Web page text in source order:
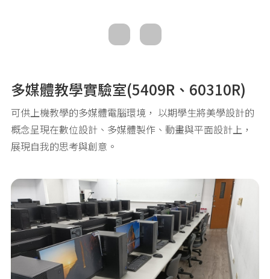
多媒體教學實驗室(5409R、60310R)
可供上機教學的多媒體電腦環境， 以期學生將美學設計的
概念呈現在數位設計、多媒體製作、動畫與平面設計上，
展現自我的思考與創意。